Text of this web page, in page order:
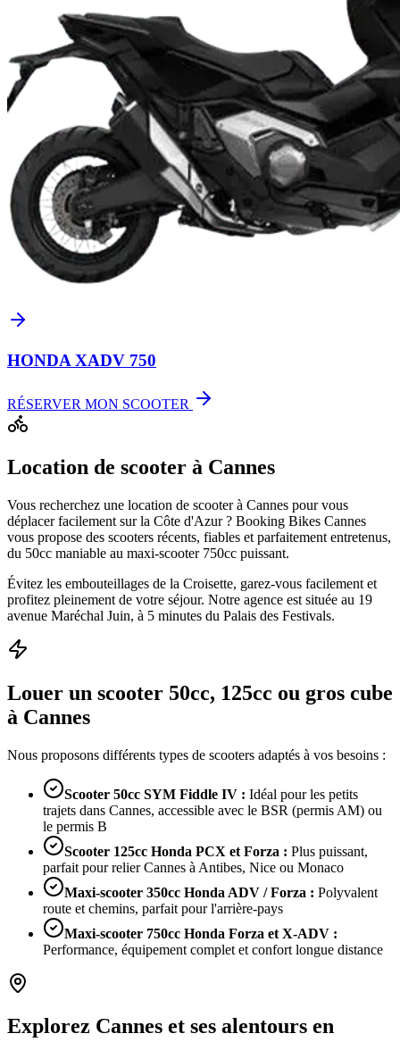
HONDA XADV 750
RÉSERVER MON SCOOTER
Location de scooter à Cannes
Vous recherchez une location de scooter à Cannes pour vous
déplacer facilement sur la Côte d'Azur ? Booking Bikes Cannes
vous propose des scooters récents, fiables et parfaitement entretenus,
du 50cc maniable au maxi-scooter 750cc puissant.
Évitez les embouteillages de la Croisette, garez-vous facilement et
profitez pleinement de votre séjour. Notre agence est située au 19
avenue Maréchal Juin, à 5 minutes du Palais des Festivals.
Louer un scooter 50cc, 125cc ou gros cube
à Cannes
Nous proposons différents types de scooters adaptés à vos besoins :
Scooter 50cc SYM Fiddle IV : Idéal pour les petits
trajets dans Cannes, accessible avec le BSR (permis AM) ou
le permis B
Scooter 125cc Honda PCX et Forza : Plus puissant,
parfait pour relier Cannes à Antibes, Nice ou Monaco
Maxi-scooter 350cc Honda ADV / Forza : Polyvalent
route et chemins, parfait pour l'arrière-pays
Maxi-scooter 750cc Honda Forza et X-ADV :
Performance, équipement complet et confort longue distance
Explorez Cannes et ses alentours en